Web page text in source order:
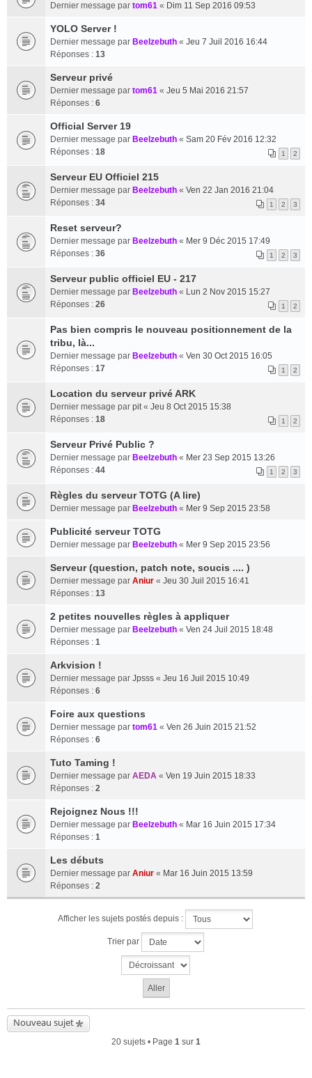
Dernier message par tom61 « Dim 11 Sep 2016 09:53
YOLO Server !
Dernier message par Beelzebuth « Jeu 7 Juil 2016 16:44
Réponses : 13
Serveur privé
Dernier message par tom61 « Jeu 5 Mai 2016 21:57
Réponses : 6
Official Server 19
Dernier message par Beelzebuth « Sam 20 Fév 2016 12:32
Réponses : 18 1 2
Serveur EU Officiel 215
Dernier message par Beelzebuth « Ven 22 Jan 2016 21:04
Réponses : 34 1 2 3
Reset serveur?
Dernier message par Beelzebuth « Mer 9 Déc 2015 17:49
Réponses : 36 1 2 3
Serveur public officiel EU - 217
Dernier message par Beelzebuth « Lun 2 Nov 2015 15:27
Réponses : 26 1 2
Pas bien compris le nouveau positionnement de la
tribu, là...
Dernier message par Beelzebuth « Ven 30 Oct 2015 16:05
Réponses : 17 1 2
Location du serveur privé ARK
Dernier message par pit« Jeu 8 Oct 2015 15:38
Réponses : 18 1 2
Serveur Privé Public ?
Dernier message par Beelzebuth « Mer 23 Sep 2015 13:26
Réponses : 44 1 2 3
Règles du serveur TOTG (A lire)
Dernier message par Beelzebuth « Mer 9 Sep 2015 23:58
Publicité serveur TOTG
Dernier message par Beelzebuth « Mer 9 Sep 2015 23:56
Serveur (question, patch note, soucis .... )
Dernier message par Aniur « Jeu 30 Juil 2015 16:41
Réponses : 13
2 petites nouvelles règles à appliquer
Dernier message par Beelzebuth « Ven 24 Juil 2015 18:48
Réponses : 1
Arkvision !
Dernier message par Jpsss « Jeu 16 Juil 2015 10:49
Réponses : 6
Foire aux questions
Dernier message par tom61 « Ven 26 Juin 2015 21:52
Réponses : 6
Tuto Taming !
Dernier message par AEDA « Ven 19 Juin 2015 18:33
Réponses : 2
Rejoignez Nous !!!
Dernier message par Beelzebuth « Mar 16 Juin 2015 17:34
Réponses : 1
Les débuts
Dernier message par Aniur « Mar 16 Juin 2015 13:59
Réponses : 2
Afficher les sujets postés depuis :
Trier par
Nouveau sujet
20 sujets • Page 1 sur 1